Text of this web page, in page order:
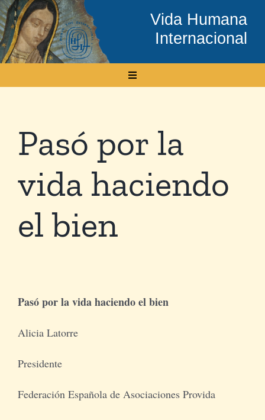
Skip
to
content
Vida Humana
Internacional
Toggle
Conócenos
Temas
Boletín Electrónico
Tienda Virtual
Buscar
Pasó por la
vida haciendo
el bien
Pasó por la vida haciendo el bien
Alicia Latorre
Presidente
Federación Española de Asociaciones Provida